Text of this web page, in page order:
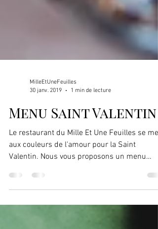
MilleEtUneFeuilles
30 janv. 2019
1 min de lecture
Menu Saint Valentin
Le restaurant du Mille Et Une Feuilles se met
aux couleurs de l'amour pour la Saint